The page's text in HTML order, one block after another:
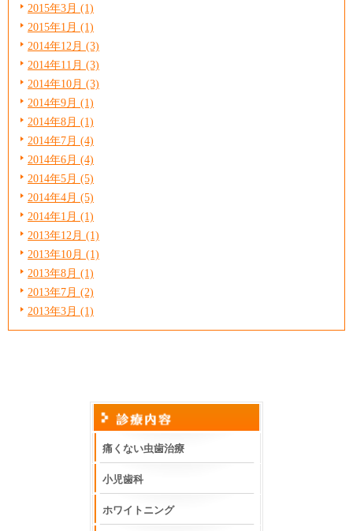
2015年3月 (1)
2015年1月 (1)
2014年12月 (3)
2014年11月 (3)
2014年10月 (3)
2014年9月 (1)
2014年8月 (1)
2014年7月 (4)
2014年6月 (4)
2014年5月 (5)
2014年4月 (5)
2014年1月 (1)
2013年12月 (1)
2013年10月 (1)
2013年8月 (1)
2013年7月 (2)
2013年3月 (1)
痛くない虫歯治療
小児歯科
ホワイトニング